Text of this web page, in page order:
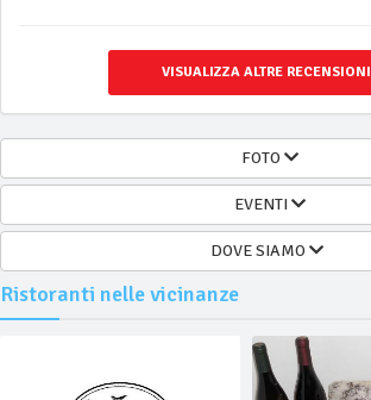
VISUALIZZA ALTRE RECENSIONI
FOTO
EVENTI
DOVE SIAMO
Ristoranti nelle vicinanze